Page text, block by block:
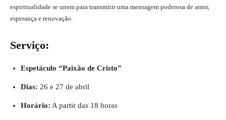
espiritualidade se unem para transmitir uma mensagem poderosa de amor,
esperança e renovação.
Serviço:
Espetáculo “Paixão de Cristo”
Dias: 26 e 27 de abril
Horário: A partir das 18 horas